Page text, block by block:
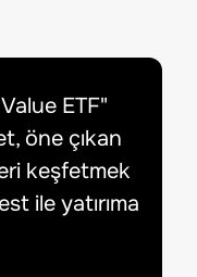
ETF"
öne çıkan
keşfetmek
ile yatırıma